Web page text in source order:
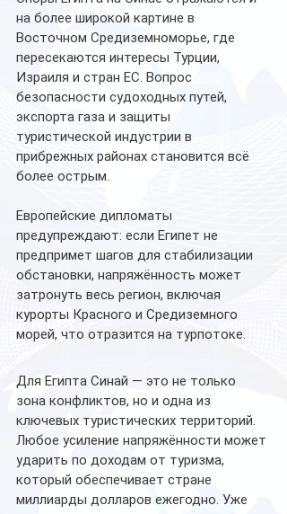
на более широкой картине в
Восточном Средиземноморье, где
пересекаются интересы Турции,
Израиля и стран ЕС. Вопрос
безопасности судоходных путей,
экспорта газа и защиты
туристической индустрии в
прибрежных районах становится всё
более острым.
Европейские дипломаты
предупреждают: если Египет не
предпримет шагов для стабилизации
обстановки, напряжённость может
затронуть весь регион, включая
курорты Красного и Средиземного
морей, что отразится на турпотоке.
Для Египта Синай — это не только
зона конфликтов, но и одна из
ключевых туристических территорий.
Любое усиление напряжённости может
ударить по доходам от туризма,
который обеспечивает стране
миллиарды долларов ежегодно. Уже